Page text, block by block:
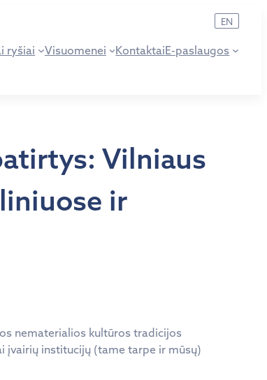
ryšiai Visuomenei KontaktaiE-paslaugos
EN
Vilniaus
ir
nematerialios kultūros tradicijos
įvairių institucijų (tame tarpe ir mūsų)